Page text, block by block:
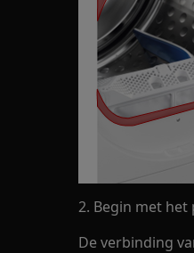
2. Begin met
De verbinding